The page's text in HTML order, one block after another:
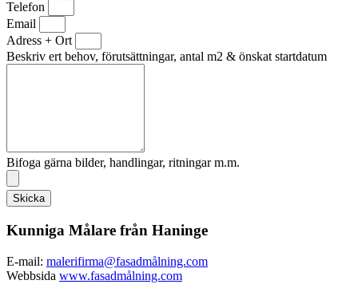
Telefon
Email
Adress + Ort
Beskriv ert behov, förutsättningar, antal m2 & önskat startdatum
Bifoga gärna bilder, handlingar, ritningar m.m.
Skicka
Kunniga Målare från Haninge
E-mail: malerifirma@fasadmålning.com
Webbsida www.fasadmålning.com